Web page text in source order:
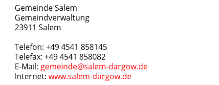
Gemeinde Salem
Gemeindverwaltung
23911 Salem
Telefon: +49 4541 858145
Telefax: +49 4541 858082
E-Mail: gemeinde@salem-dargow.de
Internet: www.salem-dargow.de